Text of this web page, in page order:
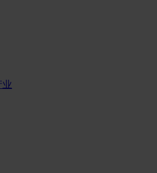
业